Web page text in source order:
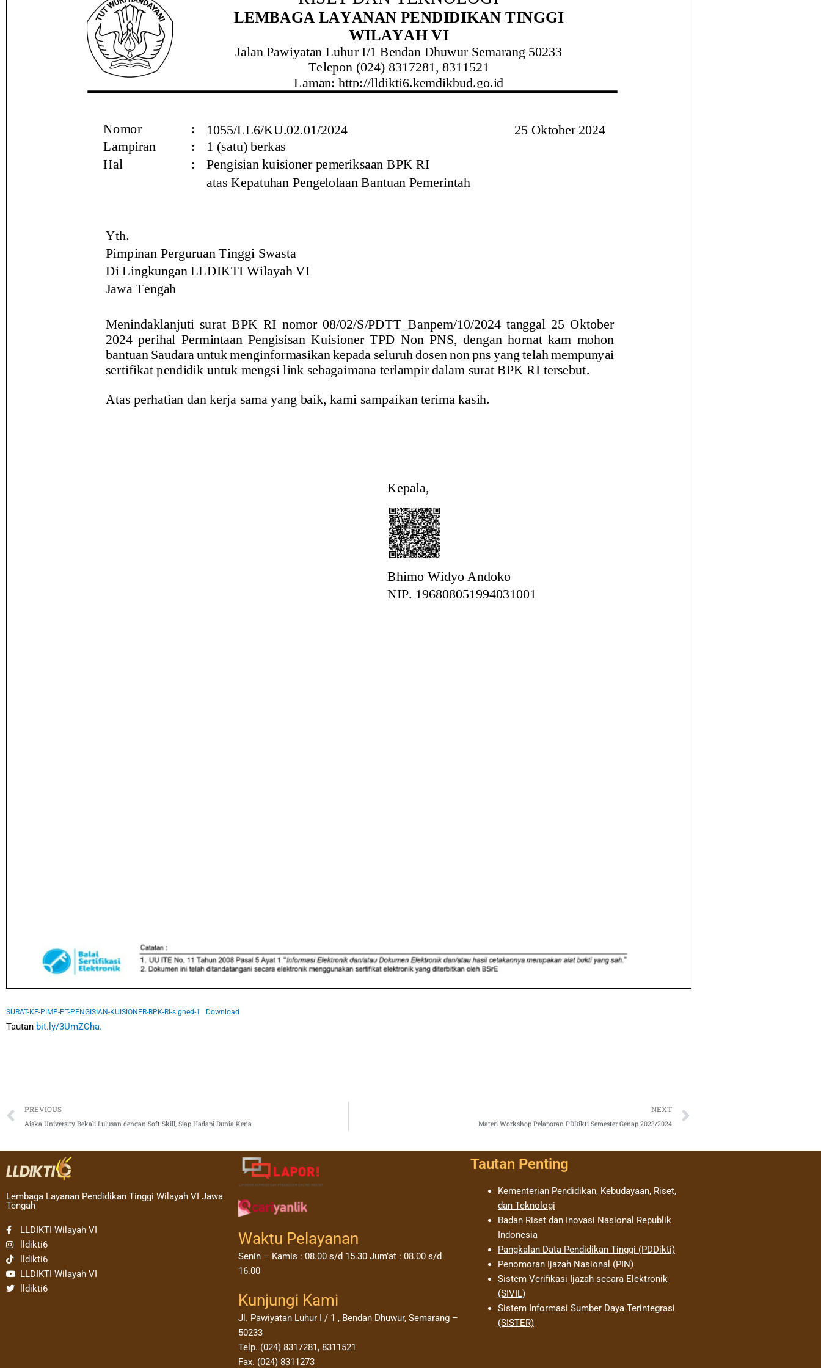
SURAT-KE-PIMP-PT-PENGISIAN-KUISIONER-BPK-RI-signed-1 Download
Tautan bit.ly/3UmZCha.
Prev
PREVIOUS
Aiska University Bekali Lulusan dengan Soft Skill, Siap Hadapi Dunia Kerja
NEXT
Materi Workshop Pelaporan PDDikti Semester Genap 2023/2024
Lembaga Layanan Pendidikan Tinggi Wilayah VI Jawa
Tengah
LLDIKTI Wilayah VI
lldikti6
lldikti6
LLDIKTI Wilayah VI
lldikti6
Waktu Pelayanan
Senin – Kamis : 08.00 s/d 15.30 Jum’at : 08.00 s/d
16.00
Kunjungi Kami
Jl. Pawiyatan Luhur I / 1 , Bendan Dhuwur, Semarang –
50233
Telp. (024) 8317281, 8311521
Fax. (024) 8311273
Tautan Penting
Kementerian Pendidikan, Kebudayaan, Riset,
dan Teknologi
Badan Riset dan Inovasi Nasional Republik
Indonesia
Pangkalan Data Pendidikan Tinggi (PDDikti)
Penomoran Ijazah Nasional (PIN)
Sistem Verifikasi Ijazah secara Elektronik
(SIVIL)
Sistem Informasi Sumber Daya Terintegrasi
(SISTER)